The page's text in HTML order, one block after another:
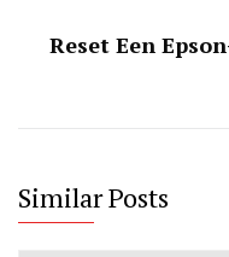
Reset Een
Similar Posts